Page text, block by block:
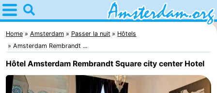
Home
Amsterdam
Itinéraires
Avec
Home Amsterdam Passer la nuit
Hôtels
Amsterdam Rembrandt ...
Hôtel Amsterdam Rembrandt Square city center Hotel